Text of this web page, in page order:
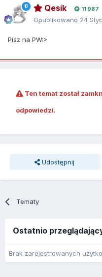
Qesik 11 987
Opublikowano 24
Pisz na PW:>
Ten temat został
odpowiedzi.
Udostępnij
Tematy
Ostatnio
Brak zarejestrowanych